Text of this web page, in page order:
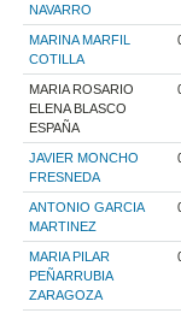
NAVARRO
MARINA MARFIL
COTILLA
MARIA ROSARIO
ELENA BLASCO
ESPAÑA
JAVIER MONCHO
FRESNEDA
ANTONIO GARCIA
MARTINEZ
MARIA PILAR
PEÑARRUBIA
ZARAGOZA